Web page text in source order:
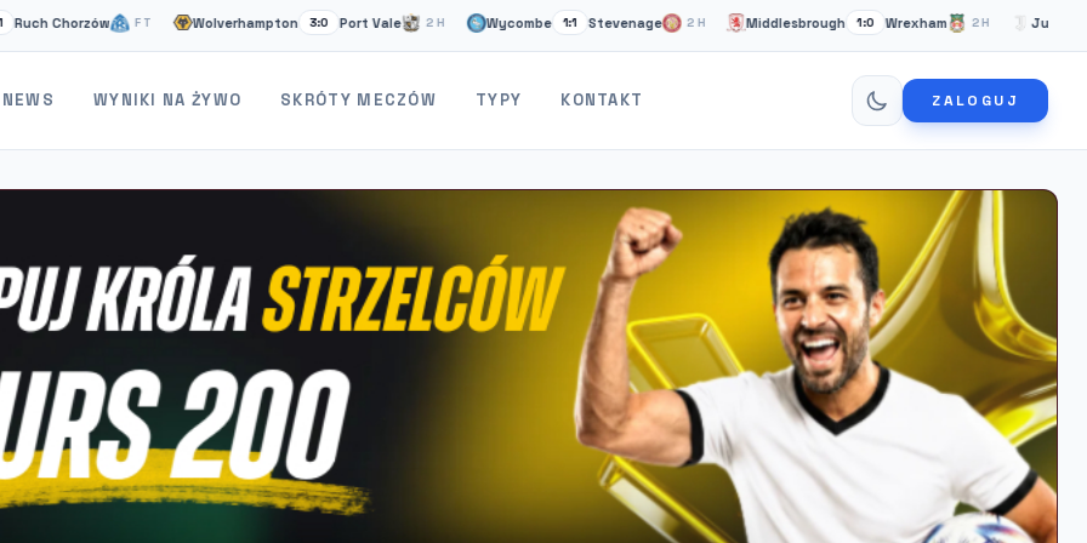
Chorzów FT Wolverhampton 3:0 Port Vale 2H Wycombe 1:1 Stevenage 2H Middlesbrough 1:0 Wrexham 2H Juventus
NEWS WYNIKI NA ŻYWO SKRÓTY MECZÓW TYPY KONTAKT ZALOGUJ